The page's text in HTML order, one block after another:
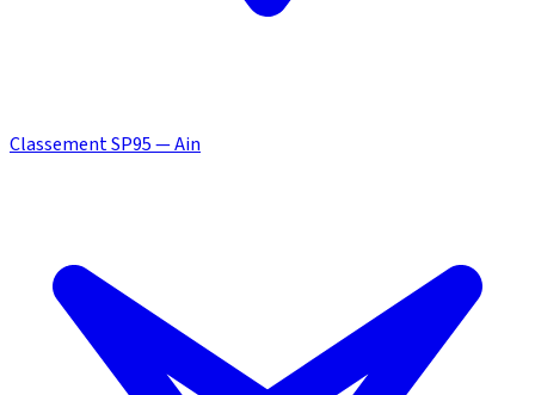
Classement SP95 — Ain